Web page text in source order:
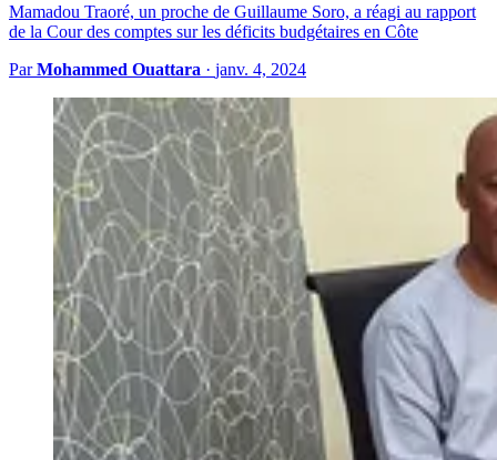
Mamadou Traoré, un proche de Guillaume Soro, a réagi au rapport
de la Cour des comptes sur les déficits budgétaires en Côte
ParMohammed Ouattara · janv. 4, 2024